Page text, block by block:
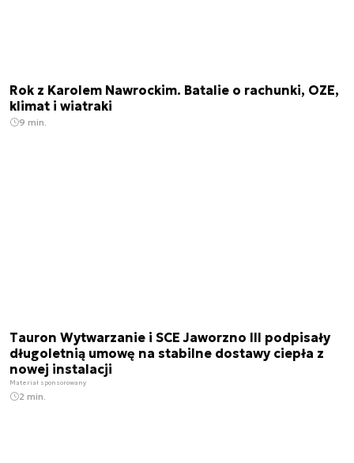
Rok z Karolem Nawrockim. Batalie o rachunki, OZE,
klimat i wiatraki
9 min.
Tauron Wytwarzanie i SCE Jaworzno III podpisały
długoletnią umowę na stabilne dostawy ciepła z
nowej instalacji
Materiał sponsorowany
2 min.